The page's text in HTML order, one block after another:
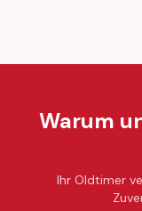
Warum
Ihr Oldtimer